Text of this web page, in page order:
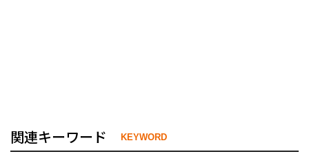
関連キーワード KEYWORD